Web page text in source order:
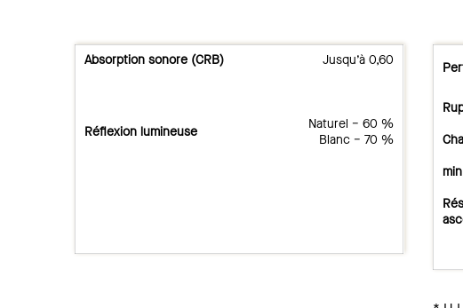
Absorption sonore (CRB) Jusqu’à 0,60
Réflexion lumineuse
Naturel − 60 %
Blanc − 70 %